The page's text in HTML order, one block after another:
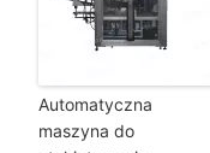
Automatyczna
maszyna do